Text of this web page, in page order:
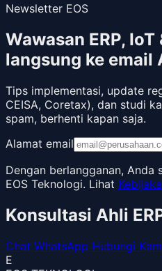
Newsletter EOS
Wawasan ERP,
langsung ke email
Tips implementasi, update
CEISA, Coretax), dan studi
spam, berhenti kapan saja.
Alamat email
Dengan berlangganan, Anda
EOS Teknologi. Lihat
Konsultasi Ahli
Chat WhatsApp Hubungi
E